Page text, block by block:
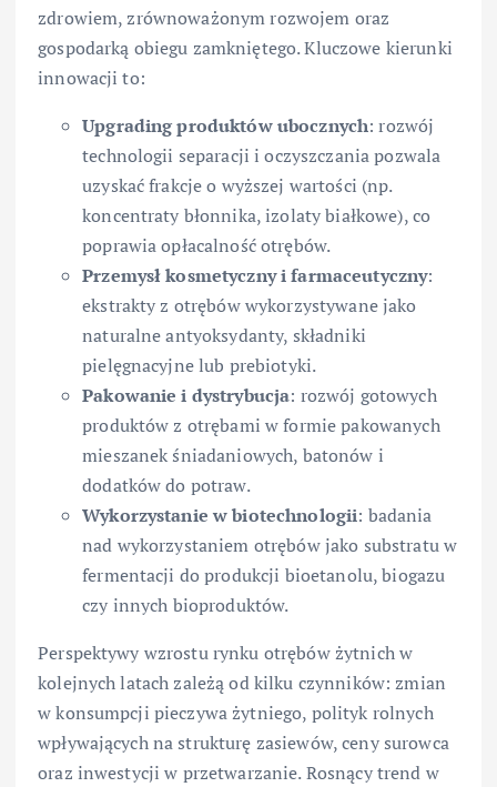
zdrowiem, zrównoważonym rozwojem oraz
gospodarką obiegu zamkniętego. Kluczowe kierunki
innowacji to:
Upgrading produktów ubocznych: rozwój
technologii separacji i oczyszczania pozwala
uzyskać frakcje o wyższej wartości (np.
koncentraty błonnika, izolaty białkowe), co
poprawia opłacalność otrębów.
Przemysł kosmetyczny i farmaceutyczny:
ekstrakty z otrębów wykorzystywane jako
naturalne antyoksydanty, składniki
pielęgnacyjne lub prebiotyki.
Pakowanie i dystrybucja: rozwój gotowych
produktów z otrębami w formie pakowanych
mieszanek śniadaniowych, batonów i
dodatków do potraw.
Wykorzystanie w biotechnologii: badania
nad wykorzystaniem otrębów jako substratu w
fermentacji do produkcji bioetanolu, biogazu
czy innych bioproduktów.
Perspektywy wzrostu rynku otrębów żytnich w
kolejnych latach zależą od kilku czynników: zmian
w konsumpcji pieczywa żytniego, polityk rolnych
wpływających na strukturę zasiewów, ceny surowca
oraz inwestycji w przetwarzanie. Rosnący trend w